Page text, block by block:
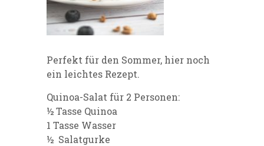
Perfekt für den Sommer, hier noch
ein leichtes Rezept.
Quinoa-Salat für 2 Personen:
½ Tasse Quinoa
1 Tasse Wasser
½ Salatgurke